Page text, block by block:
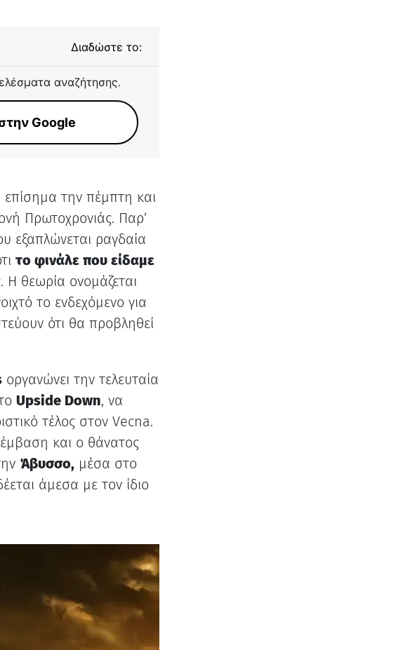
Διαδώστε το:
αναζήτησης.
Google
επίσημα την πέμπτη και
Πρωτοχρονιάς. Παρ’
εξαπλώνεται ραγδαία
το φινάλε που είδαμε
. Η θεωρία ονομάζεται
το ενδεχόμενο για
ότι θα προβληθεί
οργανώνει την τελευταία
Upside Down, να
τέλος στον Vecna.
και ο θάνατος
Άβυσσο,μέσα στο
άμεσα με τον ίδιο